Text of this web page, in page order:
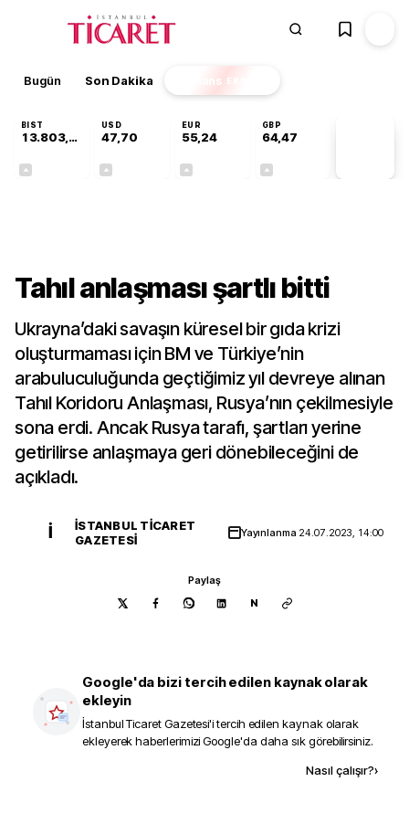
Bugün Son Dakika Finans EKSTRA
BIST
13.803,11
USD
47,70
EUR
55,24
GBP
64,47
Tahıl anlaşması şartlı bitti
Ukrayna’daki savaşın küresel bir gıda krizi
oluşturmaması için BM ve Türkiye’nin
arabuluculuğunda geçtiğimiz yıl devreye alınan
Tahıl Koridoru Anlaşması, Rusya’nın çekilmesiyle
sona erdi. Ancak Rusya tarafı, şartları yerine
getirilirse anlaşmaya geri dönebileceğini de
açıkladı.
İ
İSTANBUL TICARET
GAZETESI
Yayınlanma 24.07.2023, 14:00
Paylaş
N
Google'da bizi tercih edilen kaynak olarak
ekleyin
İstanbul Ticaret Gazetesi'i tercih edilen kaynak olarak
ekleyerek haberlerimizi Google'da daha sık görebilirsiniz.
Nasıl çalışır?›